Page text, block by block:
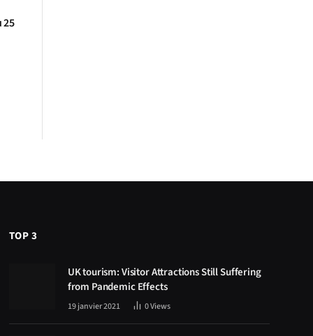
25
TOP 3
UK tourism: Visitor Attractions Still Suffering
from Pandemic Effects
19 janvier 2021 0Views